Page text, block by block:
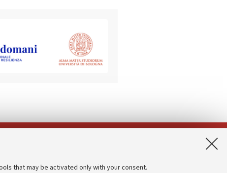
that may be activated only with your consent.